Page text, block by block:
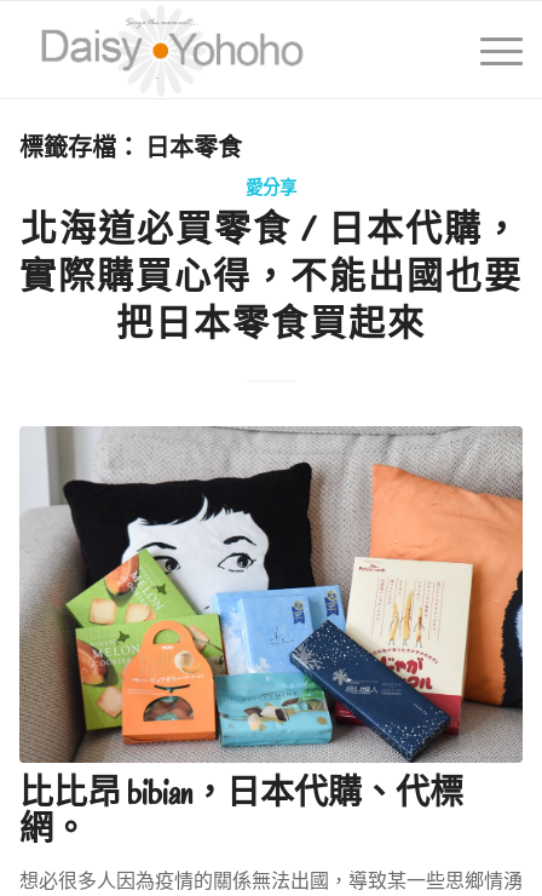
標籤存檔： 日本零食
愛分享
北海道必買零食 / 日本代購，
實際購買心得，不能出國也要
把日本零食買起來
比比昂 bibian，日本代購、代標
網。
想必很多人因為疫情的關係無法出國，導致某一些思鄉情湧